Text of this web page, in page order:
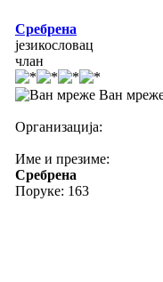
Сребрена
језикословац
члан
Ван
Организација:
Име и презиме:
Сребрена
Поруке: 163